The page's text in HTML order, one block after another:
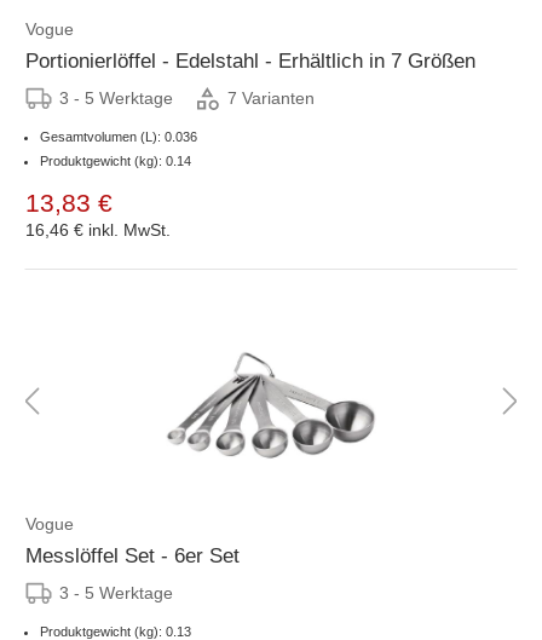
Vogue
Portionierlöffel - Edelstahl - Erhältlich in 7 Größen
3 - 5 Werktage 7 Varianten
Gesamtvolumen (L): 0.036
Produktgewicht (kg): 0.14
13,83 €
16,46 € inkl. MwSt.
Vogue
Messlöffel Set - 6er Set
3 - 5 Werktage
Produktgewicht (kg): 0.13